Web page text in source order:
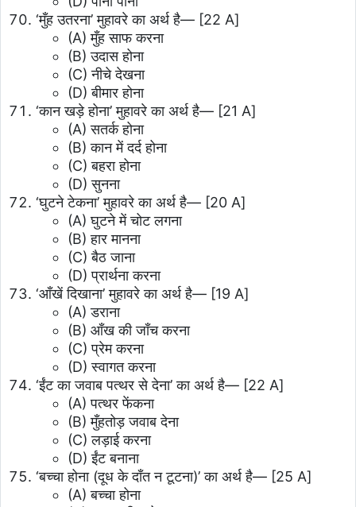
‘मुँह उतरना’ मुहावरे का अर्थ है— [22 A]
(A) मुँह साफ करना
(B) उदास होना
(C) नीचे देखना
(D) बीमार होना
‘कान खड़े होना’ मुहावरे का अर्थ है— [21 A]
(A) सतर्क होना
(B) कान में दर्द होना
(C) बहरा होना
(D) सुनना
‘घुटने टेकना’ मुहावरे का अर्थ है— [20 A]
(A) घुटने में चोट लगना
(B) हार मानना
(C) बैठ जाना
(D) प्रार्थना करना
‘आँखें दिखाना’ मुहावरे का अर्थ है— [19 A]
(A) डराना
(B) आँख की जाँच करना
(C) प्रेम करना
(D) स्वागत करना
‘ईंट का जवाब पत्थर से देना’ का अर्थ है— [22 A]
(A) पत्थर फेंकना
(B) मुँहतोड़ जवाब देना
(C) लड़ाई करना
(D) ईंट बनाना
‘बच्चा होना (दूध के दाँत न टूटना)’ का अर्थ है— [25 A]
(A) बच्चा होना